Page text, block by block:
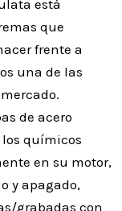
está
que
frente a
una de las
de acero
químicos
en su motor,
y apagado,
grabadas con